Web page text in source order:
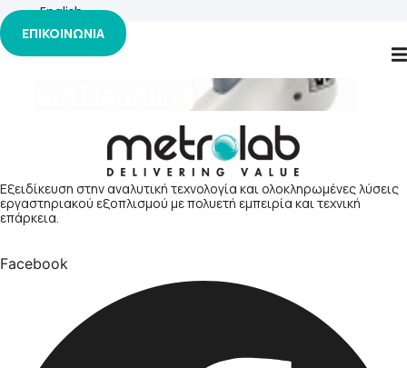
English
ΕΠΙΚΟΙΝΩΝΙΑ
Liquid Handling
Εξειδίκευση στην αναλυτική τεχνολογία και ολοκληρωμένες λύσεις
εργαστηριακού εξοπλισμού με πολυετή εμπειρία και τεχνική
επάρκεια.
Facebook